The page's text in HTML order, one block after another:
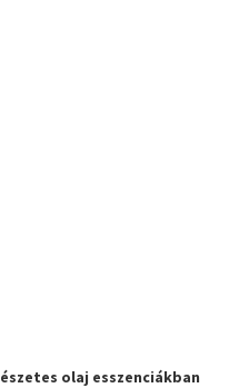
olaj esszenciákban